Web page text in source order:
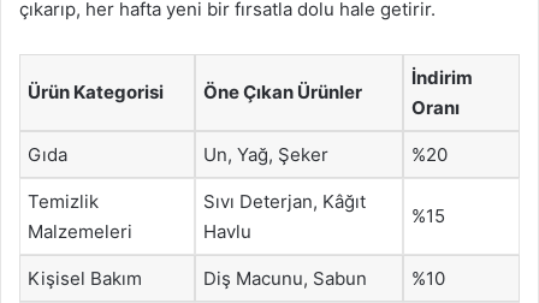
çıkarıp, her hafta yeni bir fırsatla dolu hale getirir.
Ürün Kategorisi Öne Çıkan Ürünler
İndirim
Oranı
Gıda Un, Yağ, Şeker %20
Temizlik
Malzemeleri
Sıvı Deterjan, Kâğıt
Havlu
%15
Kişisel Bakım Diş Macunu, Sabun %10